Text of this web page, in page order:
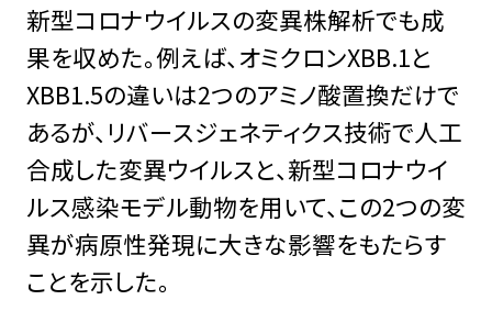
新型コロナウイルスの変異株解析でも成
果を収めた。例えば、オミクロンXBB.1と
XBB1.5の違いは2つのアミノ酸置換だけで
あるが、リバースジェネティクス技術で人工
合成した変異ウイルスと、新型コロナウイ
ルス感染モデル動物を用いて、この2つの変
異が病原性発現に大きな影響をもたらす
ことを示した。